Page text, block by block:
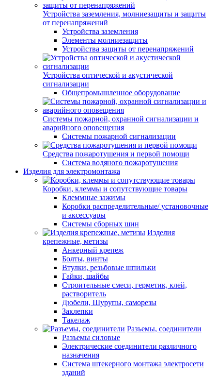
Устройства заземления, молниезащиты и защиты
от перенапряжений
Устройства заземления
Элементы молниезащиты
Устройства защиты от перенапряжений
Устройства оптической и акустической
сигнализации
Общепромышленное оборудование
Системы пожарной, охранной сигнализации и
аварийного оповещения
Системы пожарной сигнализации
Средства пожаротушения и первой помощи
Система водяного пожаротушения
Изделия для электромонтажа
Коробки, клеммы и сопутствующие товары
Клеммные зажимы
Коробки распределительные/ установочные
и аксессуары
Системы сборных шин
Изделия
крепежные, метизы
Анкерный крепеж
Болты, винты
Втулки, резьбовые шпильки
Гайки, шайбы
Строительные смеси, герметик, клей,
растворитель
Дюбели, Шурупы, саморезы
Заклепки
Такелаж
Разъемы, соединители
Разъемы силовые
Электрические соединители различного
назначения
Система штекерного монтажа электросети
зданий